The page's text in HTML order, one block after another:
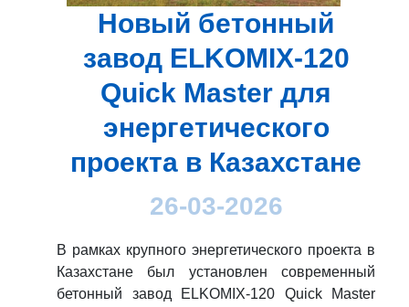
Новый бетонный
завод ELKOMIX-120
Quick Master для
энергетического
проекта в Казахстане
26-03-2026
В рамках крупного энергетического проекта в
Казахстане был установлен современный
бетонный завод ELKOMIX-120 Quick Master